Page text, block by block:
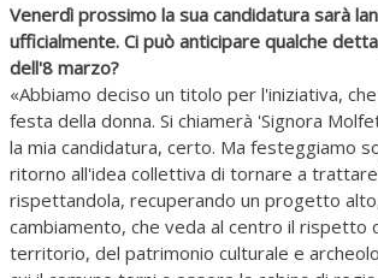
Venerdì prossimo la sua candidatura sarà
ufficialmente. Ci può anticipare qualche
dell'8 marzo?
«Abbiamo deciso un titolo per l'iniziativa,
festa della donna. Si chiamerà 'Signora
la mia candidatura, certo. Ma festeggiamo
ritorno all'idea collettiva di tornare a
rispettandola, recuperando un progetto
cambiamento, che veda al centro il rispetto
territorio, del patrimonio culturale e